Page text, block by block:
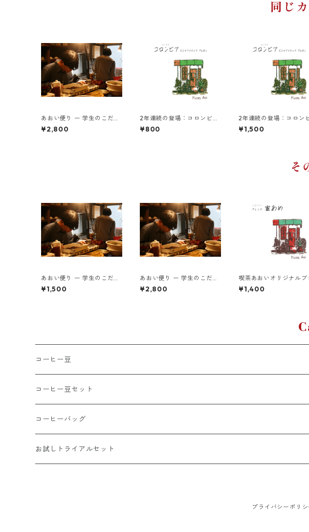
同じ
あおい便り ー 学生のこだわ
りとともに届く、月に一度
の珈琲時間 ー200g×2種類
¥2,800
2年連続の登場：コロンビア
中浅煎り ビジャファティマ
ブルボン 100g
¥800
2年連続の登場：コロン
中浅煎り ビジャファティ
ブルボン 200g
¥1,500
そ
あおい便り ー 学生のこだわ
りとともに届く、月に一度
の珈琲時間 ー100g×2種類
¥1,500
あおい便り ー 学生のこだわ
りとともに届く、月に一度
の珈琲時間 ー200g×2種類
¥2,800
喫茶あおいオリジナルブ
ンド 蜜あめ 200g
¥1,400
コーヒー豆
ブレンド
シングルオリジン
浅煎り
コーヒー豆セット
おすすめコーヒーセット
送料無料定期便
コーヒーバッグ
お試しトライアルセット
プライバシーポリシ